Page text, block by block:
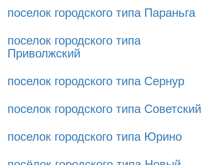
поселок городского типа Параньга
поселок городского типа
Приволжский
поселок городского типа Сернур
поселок городского типа Советский
поселок городского типа Юрино